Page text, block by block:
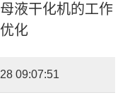
液干化机的工作
化
09:07:51